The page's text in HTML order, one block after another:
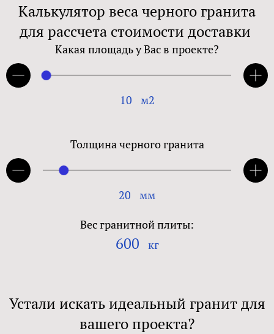
Калькулятор веса черного гранита
для рассчета стоимости доставки
Какая площадь у Вас в проекте?
10 м2
Толщина черного гранита
20
мм
Вес гранитной плиты:
600 кг
Устали искать идеальный гранит для
вашего проекта?